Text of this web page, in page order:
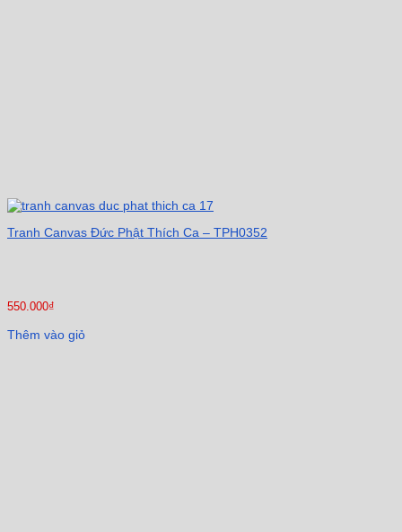
Tranh Canvas Đức Phật Thích Ca – TPH0352
550.000₫
Thêm vào giỏ